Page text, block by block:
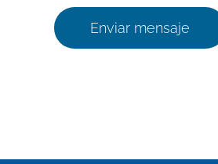
Enviar mensaje